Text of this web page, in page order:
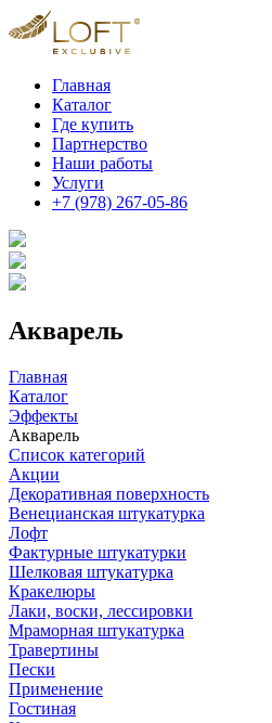
Главная
Каталог
Где купить
Партнерство
Наши работы
Услуги
+7 (978) 267-05-86
Акварель
Главная
Каталог
Эффекты
Акварель
Список категорий
Акции
Декоративная поверхность
Венецианская штукатурка
Лофт
Фактурные штукатурки
Шелковая штукатурка
Кракелюры
Лаки, воски, лессировки
Мраморная штукатурка
Травертины
Пески
Применение
Гостиная